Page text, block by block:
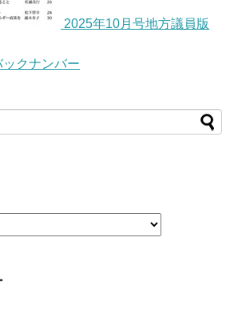
2025年10月号地方議員版
ックナンバー